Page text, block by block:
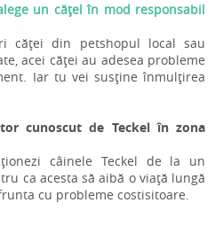
un cățel în mod responsabil
căței din petshopul local sau
acei căței au adesea probleme
Iar tu vei susține înmulțirea
cunoscut de Teckel în zona
câinele Teckel de la un
ca acesta să aibă o viață lungă
cu probleme costisitoare.